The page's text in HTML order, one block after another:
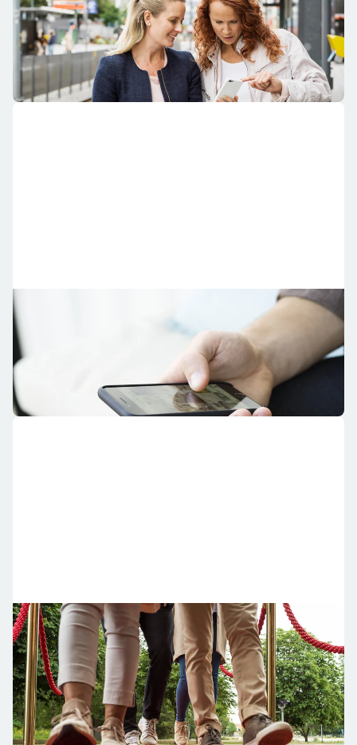
Följ dina ärenden
Inne på Mitt Riksbyggen ser du status på dina
felanmälningar som rör din bostad eller fastighet.
Som inloggad i Mitt Riksbyggen är det lätt att hitta rätt
person i din förening eller på Riksbyggen.
Se dina poäng i Förtur
Du som är medlem i Riksbyggen Förtur kan se dina
poäng, som gör att du går före i kön till nyproducerade
bostäder.